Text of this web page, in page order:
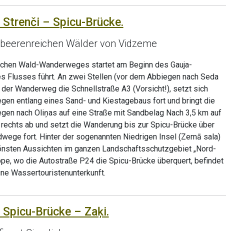
Strenči – Spicu-Brücke.
Wälder von Vidzeme
Wald-Wanderweges startet am Beginn des Gauja-
Flusses führt. An zwei Stellen (vor dem Abbiegen nach Seda
Wanderweg die Schnellstraße A3 (Vorsicht!), setzt sich
entlang eines Sand- und Kiestagebaus fort und bringt die
nach Oliņas auf eine Straße mit Sandbelag Nach 3,5 km auf
ab und setzt die Wanderung bis zur Spicu-Brücke über
fort. Hinter der sogenannten Niedrigen Insel (Zemā sala)
Aussichten im ganzen Landschaftsschutzgebiet „Nord-
wo die Autostraße P24 die Spicu-Brücke überquert, befindet
Wassertouristenunterkunft.
Spicu-Brücke – Zaķi.